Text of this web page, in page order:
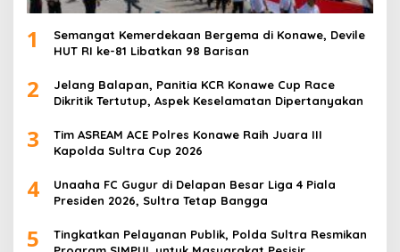
1
Semangat Kemerdekaan Bergema di Konawe, Devile
HUT RI ke-81 Libatkan 98 Barisan
2
Jelang Balapan, Panitia KCR Konawe Cup Race
Dikritik Tertutup, Aspek Keselamatan Dipertanyakan
3
Tim ASREAM ACE Polres Konawe Raih Juara III
Kapolda Sultra Cup 2026
4
Unaaha FC Gugur di Delapan Besar Liga 4 Piala
Presiden 2026, Sultra Tetap Bangga
5
Tingkatkan Pelayanan Publik, Polda Sultra Resmikan